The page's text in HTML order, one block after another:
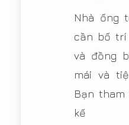
Nhà ống
cần bố trí
và đồng
mái và
Bạn